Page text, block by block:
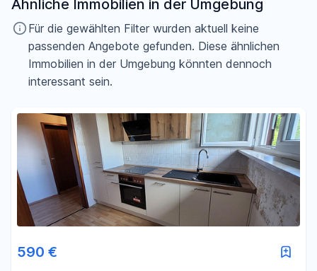
Fläche
- m²
Filter für Fläche zurücksetzen
Ähnliche Immobilien in der Umgebung
Für die gewählten Filter wurden aktuell keine
passenden Angebote gefunden. Diese ähnlichen
Immobilien in der Umgebung könnten dennoch
interessant sein.
590 €